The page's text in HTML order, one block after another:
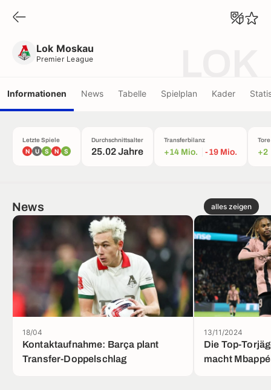
Lok Moskau
Premier League
Informationen News Tabelle Spielplan Kader
Letzte Spiele
N U S N S
Durchschnittsalter
25.02 Jahre
Transferbilanz
+14 Mio. -19 Mio.
Tore
+2
News alles zeigen
Kontaktaufnahme: Barça plant
Transfer-Doppelschlag
18/04
Die Top-
macht
13/11/2024